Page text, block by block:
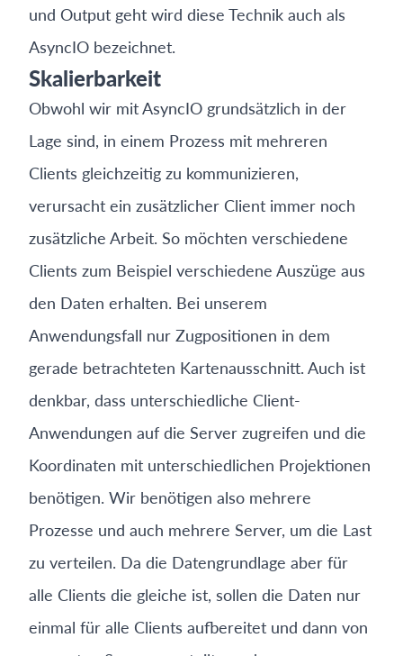
und Output geht wird diese Technik auch als
AsyncIO bezeichnet.
Skalierbarkeit
Obwohl wir mit AsyncIO grundsätzlich in der
Lage sind, in einem Prozess mit mehreren
Clients gleichzeitig zu kommunizieren,
verursacht ein zusätzlicher Client immer noch
zusätzliche Arbeit. So möchten verschiedene
Clients zum Beispiel verschiedene Auszüge aus
den Daten erhalten. Bei unserem
Anwendungsfall nur Zugpositionen in dem
gerade betrachteten Kartenausschnitt. Auch ist
denkbar, dass unterschiedliche Client-
Anwendungen auf die Server zugreifen und die
Koordinaten mit unterschiedlichen Projektionen
benötigen. Wir benötigen also mehrere
Prozesse und auch mehrere Server, um die Last
zu verteilen. Da die Datengrundlage aber für
alle Clients die gleiche ist, sollen die Daten nur
einmal für alle Clients aufbereitet und dann von